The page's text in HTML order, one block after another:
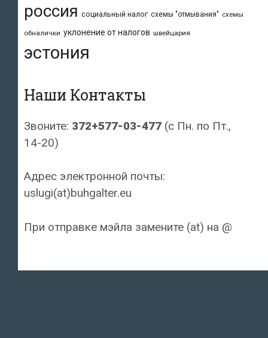
россия социальный налог схемы "отмывания" схемы
обналички уклонение от налогов швейцария
эстония
Наши Контакты
Звоните: 372+577-03-477 (с Пн. по Пт.,
14-20)
Адрес электронной почты:
uslugi(at)buhgalter.eu
При отправке мэйла замените (at) на @